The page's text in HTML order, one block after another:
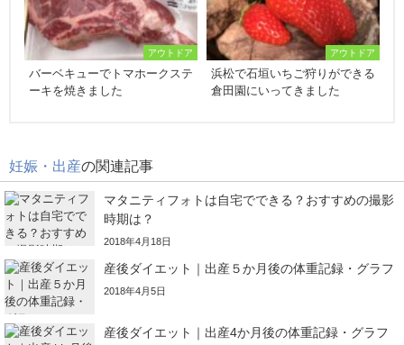
アウトドア
バーベキューでトマホークステ
ーキを焼きました
アウトドア
浜松で石垣いちご狩りができる
倉田園にいってきました
妊娠・出産の関連記事
マタニティフォトは自宅でできる？おすすめの撮影
時期は？
2018年4月18日
産後ダイエット｜出産５か月後の体重記録・グラフ
2018年4月5日
産後ダイエット｜出産4か月後の体重記録・グラフ